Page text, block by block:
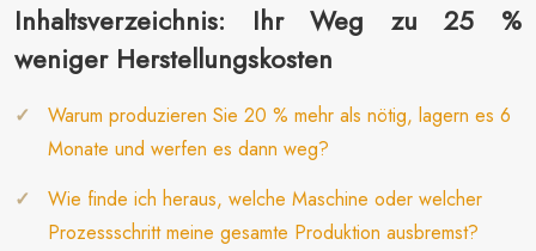
Inhaltsverzeichnis: Ihr Weg zu 25 %
weniger Herstellungskosten
Warum produzieren Sie 20 % mehr als nötig, lagern es 6
Monate und werfen es dann weg?
Wie finde ich heraus, welche Maschine oder welcher
Prozessschritt meine gesamte Produktion ausbremst?